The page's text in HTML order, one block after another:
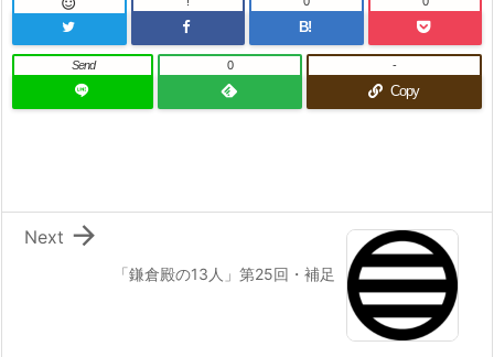

B!
Send 0
Copy
-
「鎌倉殿の13人」第25回・補足

Next